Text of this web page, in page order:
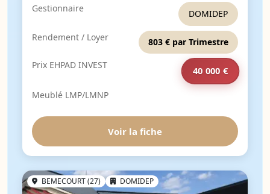
Gestionnaire DOMIDEP
Rendement / Loyer
803 € par Trimestre
Prix EHPAD INVEST
40 000 €
Meublé LMP/LMNP
Voir la fiche
BEMECOURT (27) DOMIDEP